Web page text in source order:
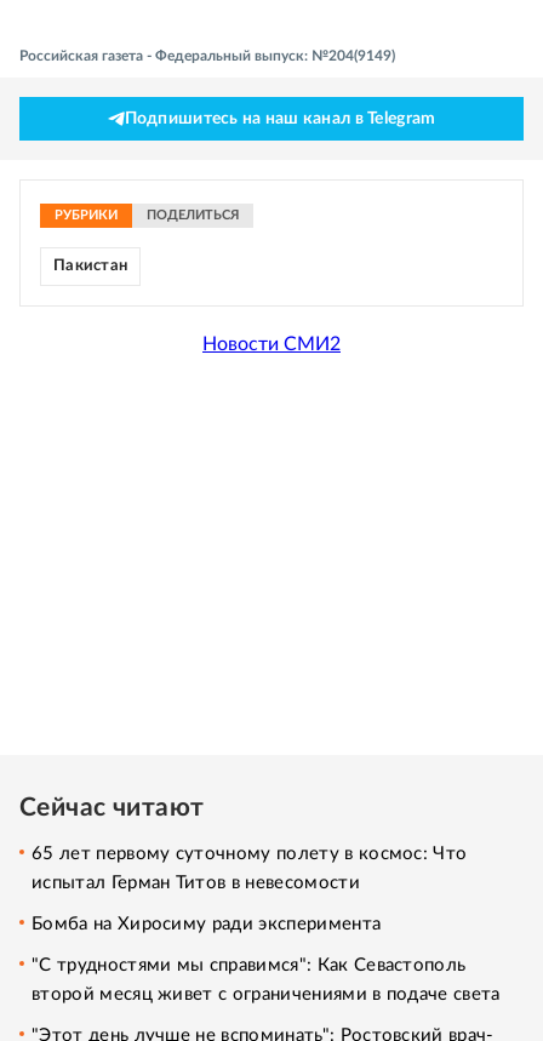
Российская газета - Федеральный выпуск: №204(9149)
Подпишитесь на наш канал в Telegram
РУБРИКИ ПОДЕЛИТЬСЯ
Пакистан
Новости СМИ2
Сейчас читают
65 лет первому суточному полету в космос: Что
испытал Герман Титов в невесомости
Бомба на Хиросиму ради эксперимента
"С трудностями мы справимся": Как Севастополь
второй месяц живет с ограничениями в подаче света
"Этот день лучше не вспоминать": Ростовский врач-